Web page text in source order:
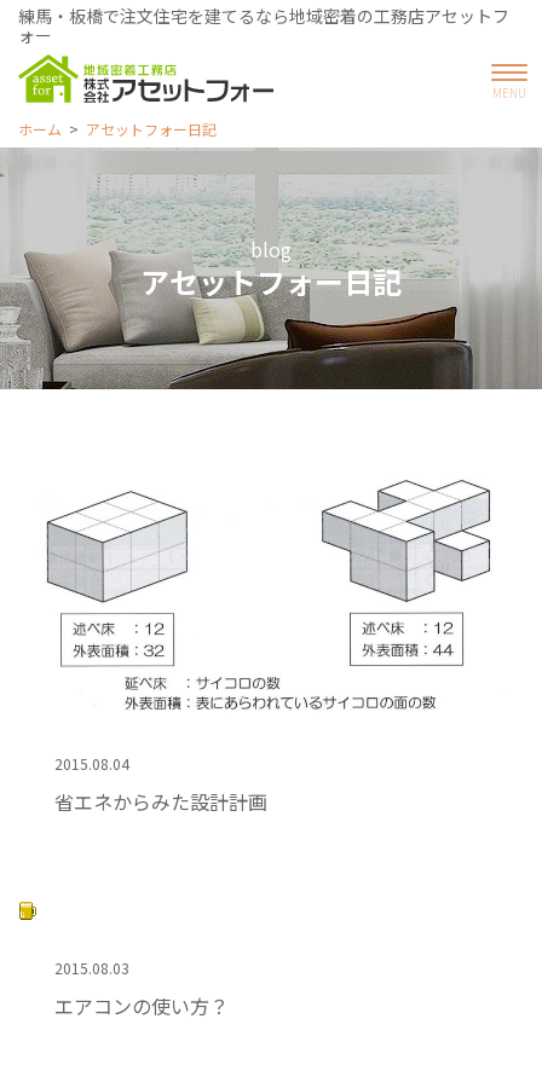
練馬・板橋で注文住宅を建てるなら地域密着の工務店アセットフ
ォー
ホーム アセットフォー日記
blog
アセットフォー日記
2015.08.04
省エネからみた設計計画
2015.08.03
エアコンの使い方？